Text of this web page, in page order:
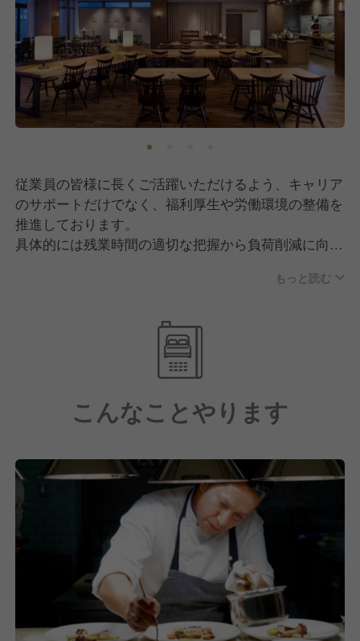
従業員の皆様に長くご活躍いただけるよう、キャリア
のサポートだけでなく、福利厚生や労働環境の整備を
推進しております。
具体的には残業時間の適切な把握から負荷削減に向け
自己負担:月8,000円～）、各種ハラスメント防止の強
の模範となるよう取り組んでおります。
もっと読む
こんなことやります